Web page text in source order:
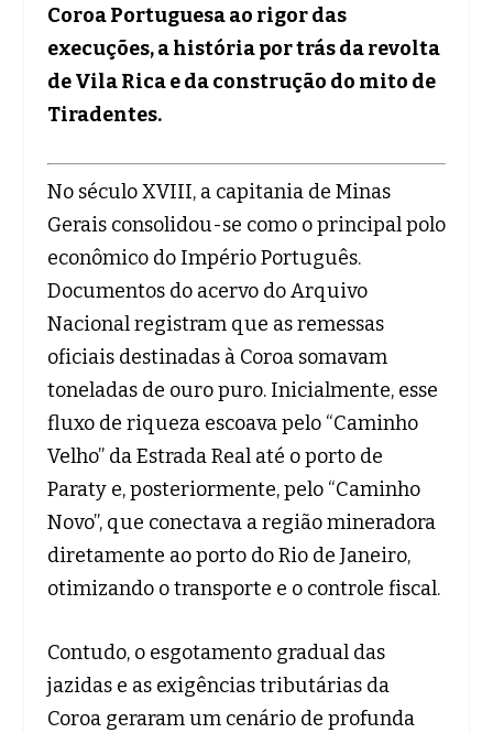
Coroa Portuguesa ao rigor das
execuções, a história por trás da revolta
de Vila Rica e da construção do mito de
Tiradentes.
No século XVIII, a capitania de Minas
Gerais consolidou-se como o principal polo
econômico do Império Português.
Documentos do acervo do Arquivo
Nacional registram que as remessas
oficiais destinadas à Coroa somavam
toneladas de ouro puro. Inicialmente, esse
fluxo de riqueza escoava pelo “Caminho
Velho” da Estrada Real até o porto de
Paraty e, posteriormente, pelo “Caminho
Novo”, que conectava a região mineradora
diretamente ao porto do Rio de Janeiro,
otimizando o transporte e o controle fiscal.
Contudo, o esgotamento gradual das
jazidas e as exigências tributárias da
Coroa geraram um cenário de profunda